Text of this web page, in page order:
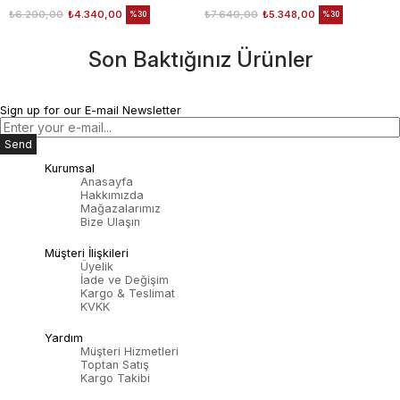
₺4.340,00
₺6.200,00 %30 ₺5.348,00
₺7.640,00 %30
Son Baktığınız Ürünler
Sign up for our E-mail Newsletter
Send
Kurumsal
Anasayfa
Hakkımızda
Mağazalarımız
Bize Ulaşın
Müşteri İlişkileri
Üyelik
İade ve Değişim
Kargo & Teslimat
KVKK
Yardım
Müşteri Hizmetleri
Toptan Satış
Kargo Takibi